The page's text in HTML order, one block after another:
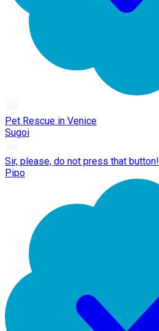
Pet Rescue in Venice
Sugoi
Sir, please, do not press that button!
Pipo